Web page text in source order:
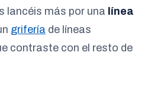
lancéis más por una línea
grifería de líneas
contraste con el resto de